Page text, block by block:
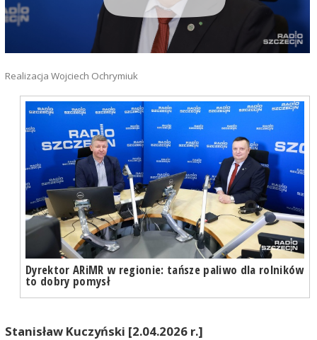
Realizacja Wojciech Ochrymiuk
Dyrektor ARiMR w regionie: tańsze paliwo dla rolników
to dobry pomysł
Stanisław Kuczyński [2.04.2026 r.]